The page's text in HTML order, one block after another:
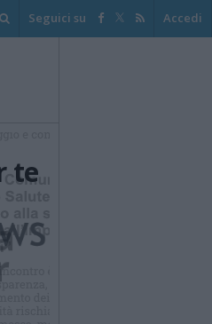
Seguici su Accedi
te